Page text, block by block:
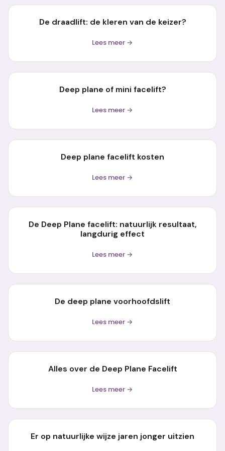
De draadlift: de kleren van de keizer?
Lees meer →
Deep plane of mini facelift?
Lees meer →
Deep plane facelift kosten
Lees meer →
De Deep Plane facelift: natuurlijk resultaat,
langdurig effect
Lees meer →
De deep plane voorhoofdslift
Lees meer →
Alles over de Deep Plane Facelift
Lees meer →
Er op natuurlijke wijze jaren jonger uitzien